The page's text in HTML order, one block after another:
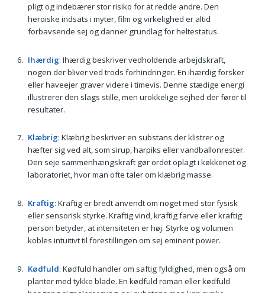
pligt og indebærer stor risiko for at redde andre. Den
heroiske indsats i myter, film og virkelighed er altid
forbavsende sej og danner grundlag for heltestatus.
Ihærdig: Ihærdig beskriver vedholdende arbejdskraft,
nogen der bliver ved trods forhindringer. En ihærdig forsker
eller haveejer graver videre i timevis. Denne stædige energi
illustrerer den slags stille, men urokkelige sejhed der fører til
resultater.
Klæbrig: Klæbrig beskriver en substans der klistrer og
hæfter sig ved alt, som sirup, harpiks eller vandballonrester.
Den seje sammenhængskraft gør ordet oplagt i køkkenet og
laboratoriet, hvor man ofte taler om klæbrig masse.
Kraftig: Kraftig er bredt anvendt om noget med stor fysisk
eller sensorisk styrke. Kraftig vind, kraftig farve eller kraftig
person betyder, at intensiteten er høj. Styrke og volumen
kobles intuitivt til forestillingen om sej eminent power.
Kødfuld: Kødfuld handler om saftig fyldighed, men også om
planter med tykke blade. En kødfuld roman eller kødfuld